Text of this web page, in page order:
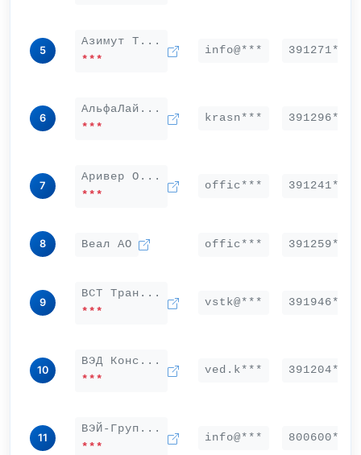
5
Азимут Т...
***
info@*** 391271***
6
АльфаЛай...
***
krasn*** 391296***
7
Аривер О...
***
offic*** 391241***
8 Веал АО offic*** 391259***
9
ВСТ Тран...
***
vstk@*** 391946***
10
ВЭД Конс...
***
ved.k*** 391204***
11
ВЭЙ-Груп...
***
info@*** 800600***